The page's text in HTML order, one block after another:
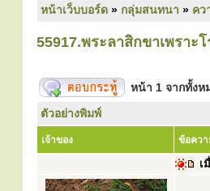
หน้าเว็บบอร์ด » กลุ่มสนทนา » คว
55917.พระลาสิกขาเพราะ
หน้า 1 จากทั้งห
ตัวอย่างพิมพ์
เจ้าของ ข้อคว
เ